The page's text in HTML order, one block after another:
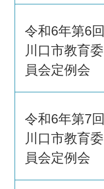
令和6年第6回
川口市教育委
員会定例会
令和6年第7回
川口市教育委
員会定例会